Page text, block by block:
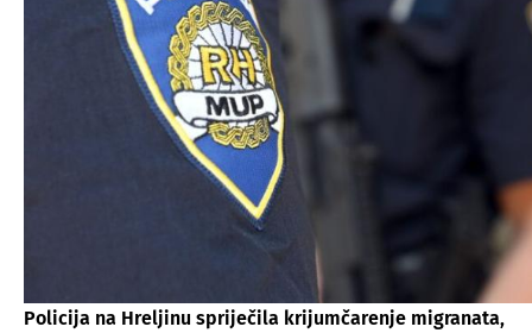
Policija na Hreljinu spriječila krijumčarenje migranata,